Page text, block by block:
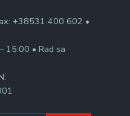
+38531 400 602 •
15:00 • Rad sa